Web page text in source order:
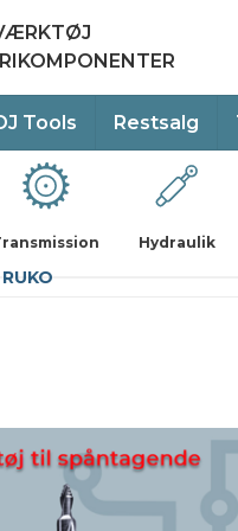
Tools Restsalg
Hydraulik
RUKO